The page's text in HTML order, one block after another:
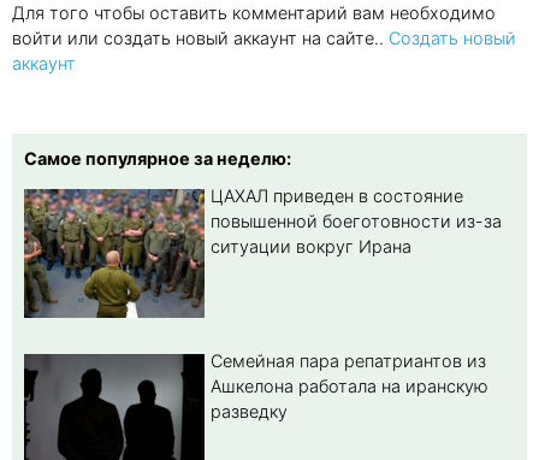
Для того чтобы оставить комментарий вам необходимо
войти или создать новый аккаунт на сайте.. Создать новый
аккаунт
Самое популярное за неделю:
ЦАХАЛ приведен в состояние
повышенной боеготовности из-за
ситуации вокруг Ирана
Семейная пара репатриантов из
Ашкелона работала на иранскую
разведку